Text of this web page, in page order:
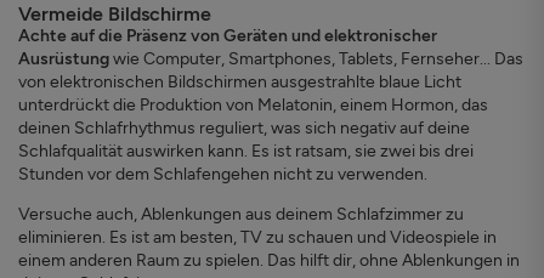
Vermeide Bildschirme
Achte auf die Präsenz von Geräten und elektronischer
Ausrüstungwie Computer, Smartphones, Tablets, Fernseher... Das
von elektronischen Bildschirmen ausgestrahlte blaue Licht
unterdrückt die Produktion von Melatonin, einem Hormon, das
deinen Schlafrhythmus reguliert, was sich negativ auf deine
Schlafqualität auswirken kann. Es ist ratsam, sie zwei bis drei
Stunden vor dem Schlafengehen nicht zu verwenden.
Versuche auch, Ablenkungen aus deinem Schlafzimmer zu
eliminieren. Es ist am besten, TV zu schauen und Videospiele in
einem anderen Raum zu spielen. Das hilft dir, ohne Ablenkungen in